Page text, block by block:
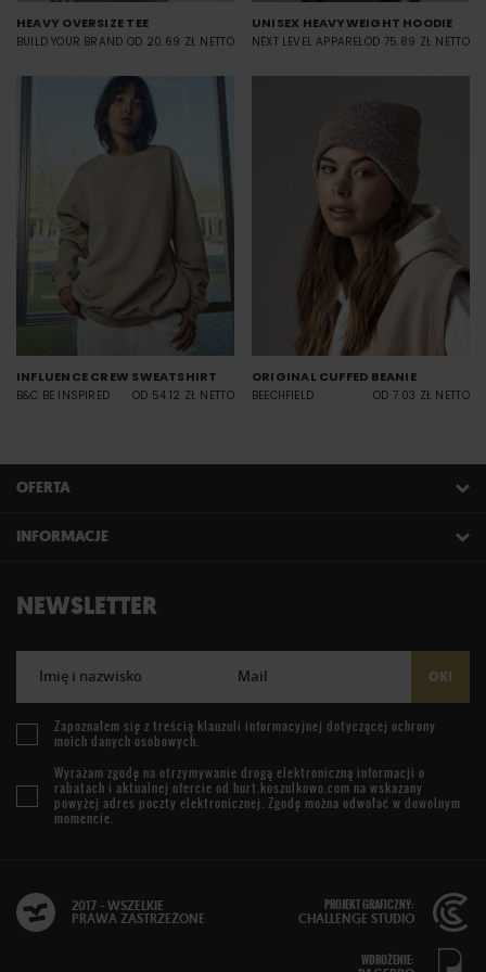
HEAVY OVERSIZE TEE
BUILD YOUR BRAND OD 20.69 ZŁ NETTO
UNISEX HEAVYWEIGHT HOODIE
NEXT LEVEL APPARELOD 75.89 ZŁ NETTO
INFLUENCE CREW SWEATSHIRT
B&C BE INSPIRED OD 54.12 ZŁ NETTO
ORIGINAL CUFFED BEANIE
BEECHFIELD OD 7.03 ZŁ NETTO
OFERTA
INFORMACJE
NEWSLETTER
Imię i nazwisko Mail OK!
Zapoznałem się z treścią klauzuli informacyjnej dotyczącej ochrony
moich danych osobowych.
Wyrażam zgodę na otrzymywanie drogą elektroniczną informacji o
rabatach i aktualnej ofercie od hurt.koszulkowo.com na wskazany
powyżej adres poczty elektronicznej. Zgodę można odwołać w dowolnym
momencie.
2017 - WSZELKIE
PRAWA ZASTRZEŻONE
PROJEKT GRAFICZNY:
CHALLENGE STUDIO
WDROŻENIE: